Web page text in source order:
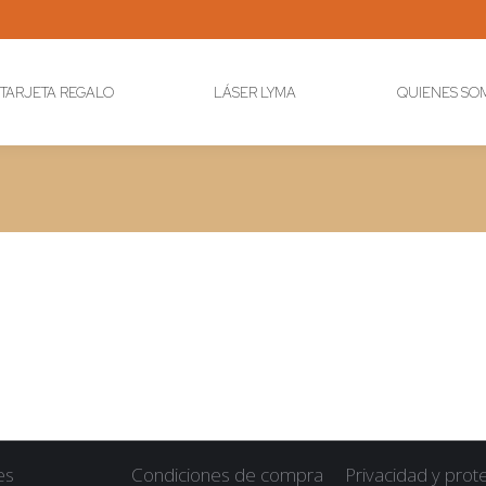
TARJETA REGALO LÁSER LYMA QUIENES
Condiciones de compra Privacidad y